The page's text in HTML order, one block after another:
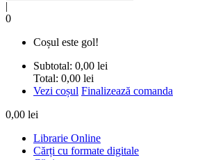
|
0
Coșul este gol!
Subtotal: 0,00 lei
Total: 0,00 lei
Vezi coșul Finalizează comanda
0,00 lei
Librarie Online
Cărți cu formate digitale